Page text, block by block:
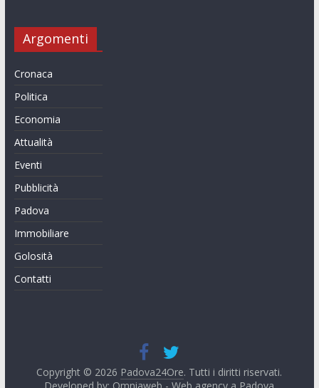
Argomenti
Cronaca
Politica
Economia
Attualità
Eventi
Pubblicità
Padova
Immobiliare
Golosità
Contatti
Copyright © 2026 Padova24Ore. Tutti i diritti riservati.